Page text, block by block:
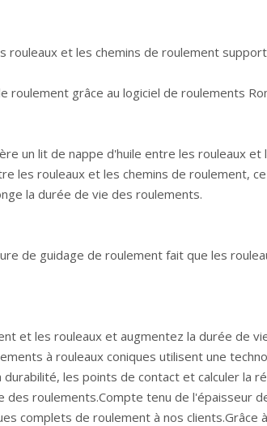
et les chemins de roulement
roulement grâce au logiciel de roulements
un lit de nappe d'huile entre les rouleaux
les rouleaux et les chemins de roulement,
la durée de vie des roulements.
de guidage de roulement fait que les
et les rouleaux et augmentez la durée de
à rouleaux coniques utilisent une
les points de contact et calculer la
roulements.Compte tenu de l'épaisseur
complets de roulement à nos